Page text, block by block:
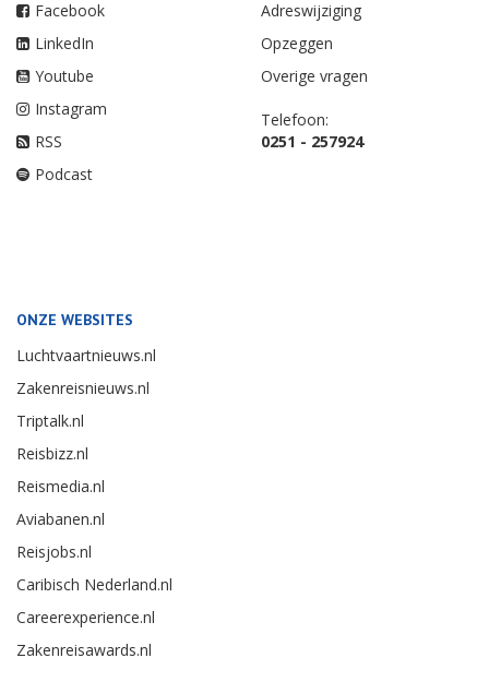
Facebook
LinkedIn
Youtube
Instagram
RSS
Podcast
Adreswijziging
Opzeggen
Overige vragen
Telefoon:
0251 - 257924
ONZE WEBSITES
Luchtvaartnieuws.nl
Zakenreisnieuws.nl
Triptalk.nl
Reisbizz.nl
Reismedia.nl
Aviabanen.nl
Reisjobs.nl
Caribisch Nederland.nl
Careerexperience.nl
Zakenreisawards.nl